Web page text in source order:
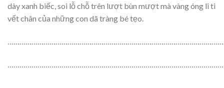
dày xanh biếc, soi lỗ chỗ trên lượt bùn mượt mà vàng óng li ti
vết chân của những con dã tràng bé tẹo.